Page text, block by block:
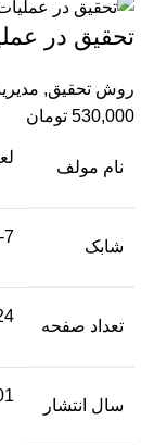
تحقیق در
روش تحقیق,
530,000 تومان
نام مولف
شابک
7
تعداد صفحه
سال انتشار